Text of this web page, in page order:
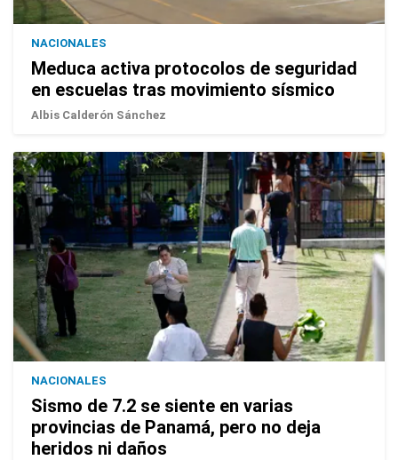
NACIONALES
Meduca activa protocolos de seguridad
en escuelas tras movimiento sísmico
Albis Calderón Sánchez
NACIONALES
Sismo de 7.2 se siente en varias
provincias de Panamá, pero no deja
heridos ni daños